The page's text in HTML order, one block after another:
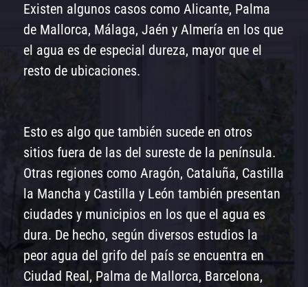
Existen algunos casos como Alicante, Palma
de Mallorca, Málaga, Jaén y Almería en los que
el agua es de especial dureza, mayor que el
resto de ubicaciones.
Esto es algo que también sucede en otros
sitios fuera de las del sureste de la península.
Otras regiones como Aragón, Cataluña, Castilla
la Mancha y Castilla y León también presentan
ciudades y municipios en los que el agua es
dura. De hecho, según diversos estudios la
peor agua del grifo del país se encuentra en
Ciudad Real, Palma de Mallorca, Barcelona,